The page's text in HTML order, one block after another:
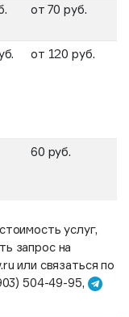
от 70 руб.
от 120 руб.
60 руб.
услуг,
запрос на
или связаться по
504-49-95,